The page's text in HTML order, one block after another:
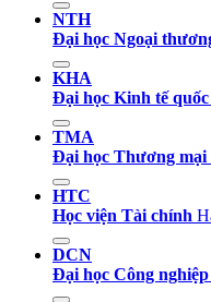
NTH
Đại học Ngoại
KHA
Đại học Kinh tế quốc
TMA
Đại học Thương mại
HTC
Học viện Tài chính
DCN
Đại học Công